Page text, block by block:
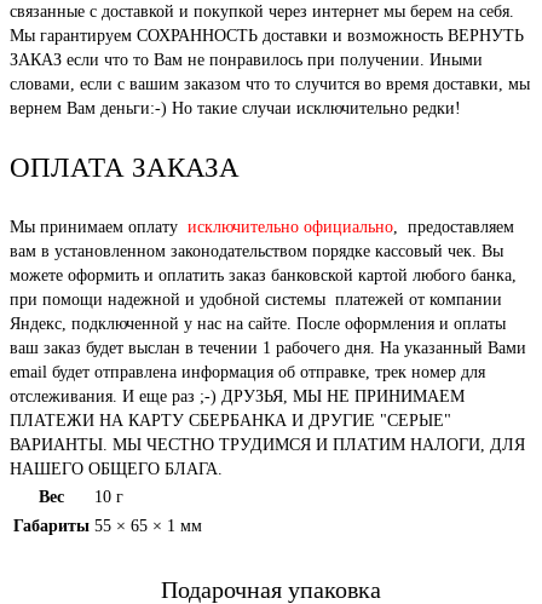
связанные с доставкой и покупкой через интернет мы берем на себя.
Мы гарантируем СОХРАННОСТЬ доставки и возможность ВЕРНУТЬ
ЗАКАЗ если что то Вам не понравилось при получении. Иными
словами, если с вашим заказом что то случится во время доставки, мы
вернем Вам деньги:-) Но такие случаи исключительно редки!
ОПЛАТА ЗАКАЗА
Мы принимаем оплату исключительно официально, предоставляем
вам в установленном законодательством порядке кассовый чек. Вы
можете оформить и оплатить заказ банковской картой любого банка,
при помощи надежной и удобной системы платежей от компании
Яндекс, подключенной у нас на сайте. После оформления и оплаты
ваш заказ будет выслан в течении 1 рабочего дня. На указанный Вами
email будет отправлена информация об отправке, трек номер для
отслеживания. И еще раз ;-) ДРУЗЬЯ, МЫ НЕ ПРИНИМАЕМ
ПЛАТЕЖИ НА КАРТУ СБЕРБАНКА И ДРУГИЕ "СЕРЫЕ"
ВАРИАНТЫ. МЫ ЧЕСТНО ТРУДИМСЯ И ПЛАТИМ НАЛОГИ, ДЛЯ
НАШЕГО ОБЩЕГО БЛАГА.
Вес
10 г
Габариты 55 × 65 × 1 мм
Подарочная упаковка